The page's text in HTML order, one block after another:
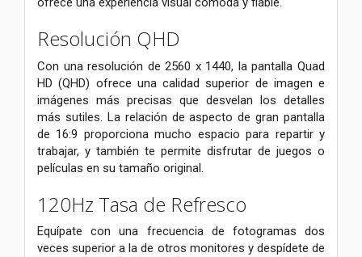
Resolución QHD
Con una resolución de 2560 x 1440, la pantalla Quad
HD (QHD) ofrece una calidad superior de imagen e
imágenes más precisas que desvelan los detalles
más sutiles. La relación de aspecto de gran pantalla
de 16:9 proporciona mucho espacio para repartir y
trabajar, y también te permite disfrutar de juegos o
películas en su tamaño original.
120Hz Tasa de Refresco
Equípate con una frecuencia de fotogramas dos
veces superior a la de otros monitores y despídete de